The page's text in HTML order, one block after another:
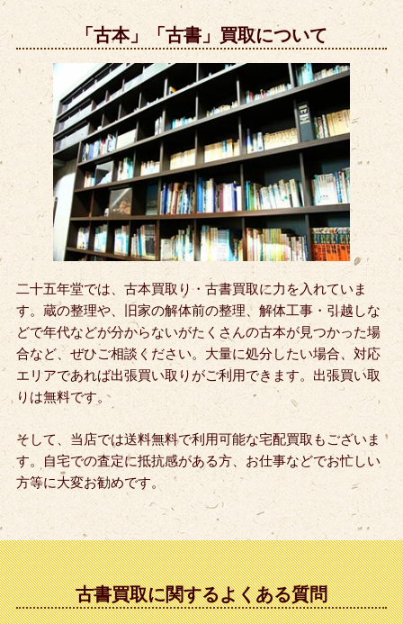
「古本」「古書」買取について
二十五年堂では、古本買取り・古書買取に力を入れていま
す。蔵の整理や、旧家の解体前の整理、解体工事・引越しな
どで年代などが分からないがたくさんの古本が見つかった場
合など、ぜひご相談ください。大量に処分したい場合、対応
エリアであれば出張買い取りがご利用できます。出張買い取
りは無料です。
そして、当店では送料無料で利用可能な宅配買取もございま
す。自宅での査定に抵抗感がある方、お仕事などでお忙しい
方等に大変お勧めです。
古書買取に関するよくある質問